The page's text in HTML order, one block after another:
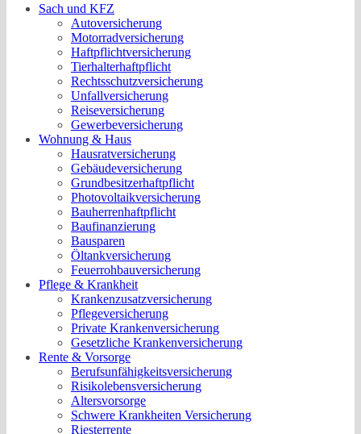
Sach und KFZ
Autoversicherung
Motorradversicherung
Haftpflichtversicherung
Tierhalterhaftpflicht
Rechtsschutzversicherung
Unfallversicherung
Reiseversicherung
Gewerbeversicherung
Wohnung & Haus
Hausratversicherung
Gebäudeversicherung
Grundbesitzerhaftpflicht
Photovoltaikversicherung
Bauherrenhaftpflicht
Baufinanzierung
Bausparen
Öltankversicherung
Feuerrohbauversicherung
Pflege & Krankheit
Krankenzusatzversicherung
Pflegeversicherung
Private Krankenversicherung
Gesetzliche Krankenversicherung
Rente & Vorsorge
Berufs­unfähigkeitsversicherung
Risikolebensversicherung
Altersvorsorge
Schwere Krankheiten Versicherung
Riesterrente